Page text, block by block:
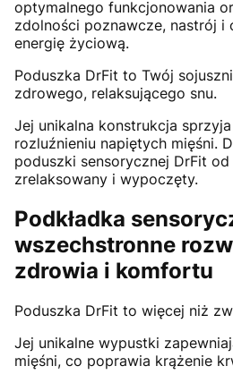
optymalnego funkcjonowania
zdolności poznawcze, nastrój i
energię życiową.
Poduszka DrFit to Twój
zdrowego, relaksującego snu.
Jej unikalna konstrukcja
rozluźnieniu napiętych mięśni.
poduszki sensorycznej DrFit
zrelaksowany i wypoczęty.
Podkładka
wszechstronne
zdrowia i komfortu
Poduszka DrFit to więcej niż
Jej unikalne wypustki
mięśni, co poprawia krążenie